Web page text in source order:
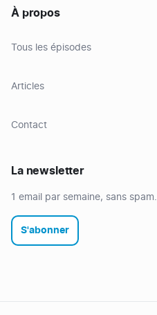
À propos
Tous les épisodes
Articles
Contact
La newsletter
1 email par semaine, sans spam.
S'abonner